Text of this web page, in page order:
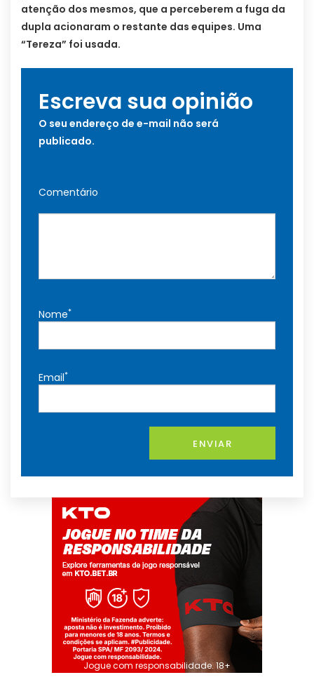
atenção dos mesmos, que a perceberem a fuga da
dupla acionaram o restante das equipes. Uma
“Tereza” foi usada.
Escreva sua opinião
O seu endereço de e-mail não será
publicado.
Comentário
Nome*
Email*
ENVIAR
Jogue com responsabilidade. 18+